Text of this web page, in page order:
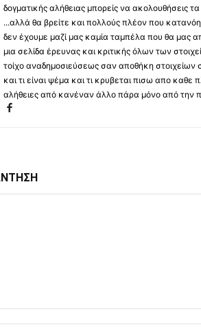
δογματικής αλήθειας μπορείς να ακολουθήσεις
...αλλά θα βρείτε και πολλούς πλέον που
δεν έχουμε μαζί μας καμία ταμπέλα που θα μας
μια σελίδα έρευνας και κριτικής όλων των
τοίχο αναδημοσιεύσεως σαν αποθήκη στοιχείων
και τι είναι ψέμα και τι κρυβεται πισω απο
αλήθειες από κανέναν άλλο πάρα μόνο από την